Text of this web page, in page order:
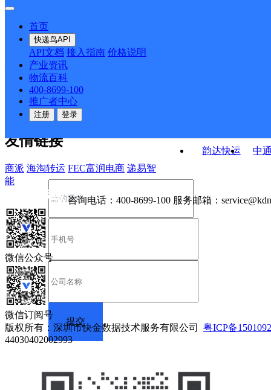
首页
快递鸟API
API文档 接入指南 价格说明
产业资讯
物流百科
400-8699-100
推广者中心
注册 登录
韵达快运
中
API接口 DEMO下载
关于我们
公司介绍 企业动态
合作伙伴 快递鸟接口服务协议
户隐私政策
友情链接
商派 海淘转运 FEC富润电商 递易智
能
咨询电话： 400-8699-100 服务邮箱：
微信公众号
微信订阅号
版权所有：深圳市快金数据技术服务有限公司 粤ICP备
44030402002993